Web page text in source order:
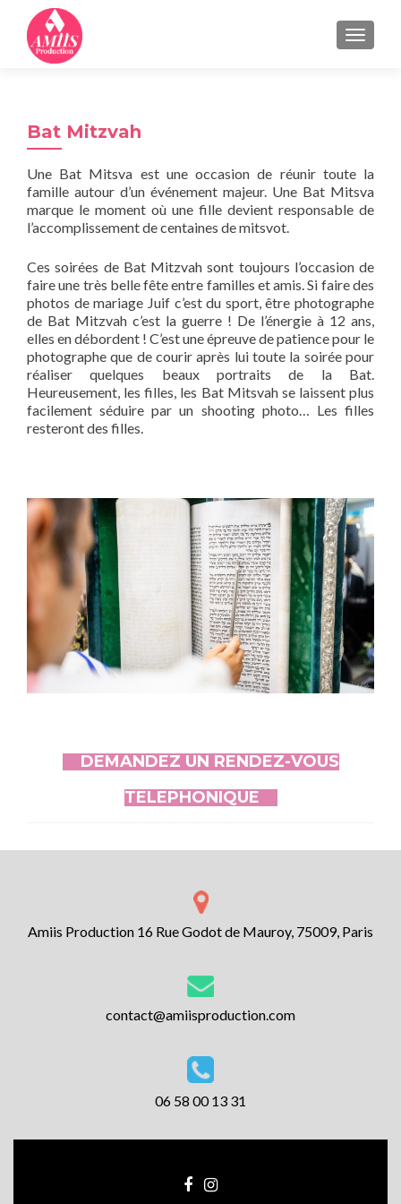
MENU
Bat Mitzvah
Une Bat Mitsva est une occasion de réunir toute la
famille autour d’un événement majeur. Une Bat Mitsva
marque le moment où une fille devient responsable de
l’accomplissement de centaines de mitsvot.
Ces soirées de Bat Mitzvah sont toujours l’occasion de
faire une très belle fête entre familles et amis. Si faire des
photos de mariage Juif c’est du sport, être photographe
de Bat Mitzvah c’est la guerre ! De l’énergie à 12 ans,
elles en débordent ! C’est une épreuve de patience pour le
photographe que de courir après lui toute la soirée pour
réaliser quelques beaux portraits de la Bat.
Heureusement, les filles, les Bat Mitsvah se laissent plus
facilement séduire par un shooting photo… Les filles
resteront des filles.
DEMANDEZ UN RENDEZ-VOUS
TELEPHONIQUE
Amiis Production 16 Rue Godot de Mauroy, 75009, Paris
contact@amiisproduction.com
06 58 00 13 31